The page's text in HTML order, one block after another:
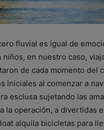
fluvial es igual de
niños, en nuestro caso,
de cada momento del
iniciales al comenzar a
esclusa sujetando las
la operación, a divertidas
alquila bicicletas para